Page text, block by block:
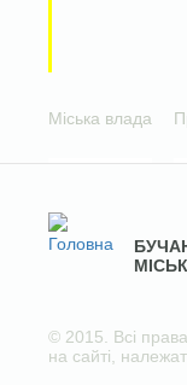
Міська влада
© 2015. Всі
на сайті,